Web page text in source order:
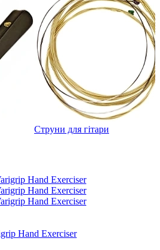
Струни для гітари
Hand Exerciser